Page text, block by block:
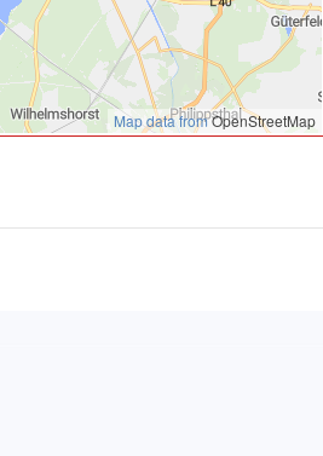
Map data fromOpenStreetMap